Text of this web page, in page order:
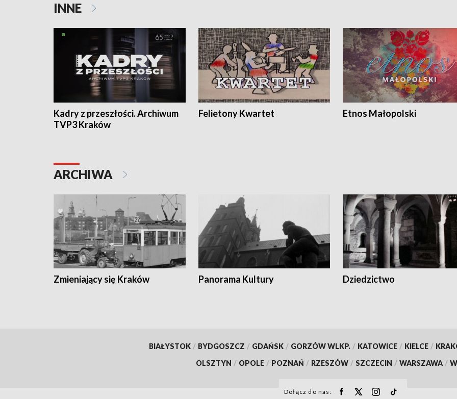
INNE
Kadry z przeszłości. Archiwum
TVP3 Kraków
Felietony Kwartet Etnos Małopolski
ARCHIWA
Zmieniający się Kraków Panorama Kultury Dziedzictwo
BIAŁYSTOK / BYDGOSZCZ / GDAŃSK / GORZÓW WLKP. / KATOWICE / KIELCE /
OLSZTYN / OPOLE / POZNAŃ / RZESZÓW / SZCZECIN / WARSZAWA /
Dołącz do nas: